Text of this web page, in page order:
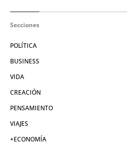
Secciones
POLÍTICA
BUSINESS
VIDA
CREACIÓN
PENSAMIENTO
VIAJES
+ECONOMÍA